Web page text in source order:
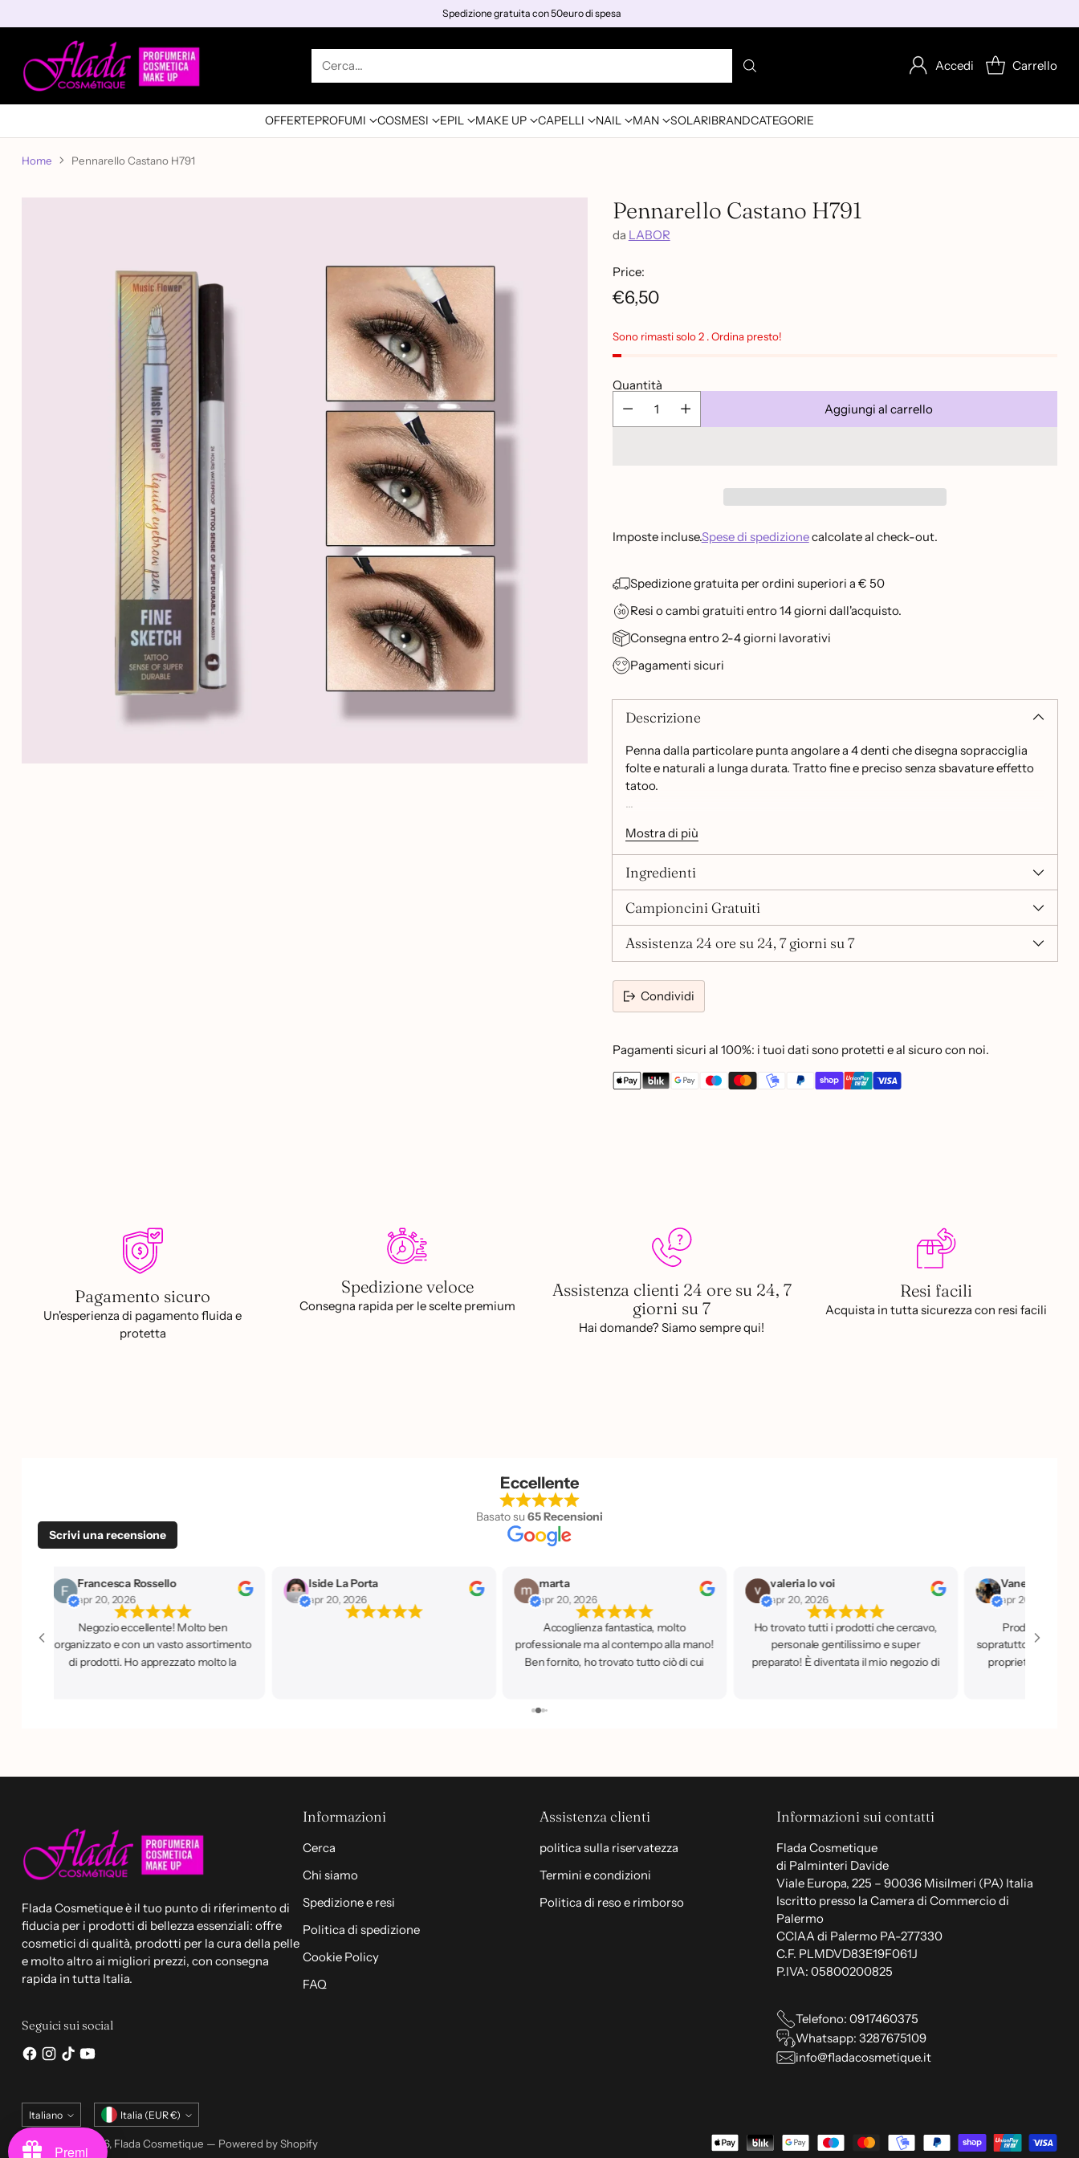
Spedizione gratuita con 50euro di spesa
Cerca… Accedi Carrello
OFFERTEPROFUMI COSMESI EPIL MAKE UP CAPELLI NAIL MAN SOLARIBRANDCATEGORIE
Home Pennarello Castano H791
Pennarello Castano H791
da LABOR
Price:
Prezzo
di
listino
€6,50
Sono rimasti solo 2 . Ordina presto!
Quantità
Aggiungi al carrello
Imposte incluse.Spese di spedizionecalcolate al check-out.
Spedizione gratuita per ordini superiori a € 50
Resi o cambi gratuiti entro 14 giorni dall'acquisto.
Consegna entro 2-4 giorni lavorativi
Pagamenti sicuri
Descrizione
Penna dalla particolare punta angolare a 4 denti che disegna sopracciglia
folte e naturali a lunga durata. Tratto fine e preciso senza sbavature effetto
tatoo.
Resistente all'acqua
Facile da usare.
Mostra di più
Ingredienti
Campioncini Gratuiti
Assistenza 24 ore su 24, 7 giorni su 7
Condividi
Pagamenti sicuri al 100%: i tuoi dati sono protetti e al sicuro con noi.
Pagamento sicuro
Un'esperienza di pagamento fluida e
protetta
Spedizione veloce
Consegna rapida per le scelte premium
Assistenza clienti 24 ore su 24, 7
giorni su 7
Hai domande? Siamo sempre qui!
Resi facili
Acquista in tutta sicurezza con resi facili
Eccellente
Basato su 65 Recensioni
Scrivi una recensione
Francesca Rossello
apr 20, 2026
Negozio eccellente! Molto ben
organizzato e con un vasto assortimento
di prodotti. Ho apprezzato molto la
Iside La Porta
apr 20, 2026
marta
apr 20, 2026
Accoglienza fantastica, molto
professionale ma al contempo alla mano!
Ben fornito, ho trovato tutto ciò di cui
valeria lo voi
apr 20, 2026
Ho trovato tutti i prodotti che cercavo,
personale gentilissimo e super
preparato! È diventata il mio negozio di
apr 20, 2026
Prodotti a
sopratutto di qualità,
proprietaria che è
Flada Cosmetique è il tuo punto di riferimento di
fiducia per i prodotti di bellezza essenziali: offre
cosmetici di qualità, prodotti per la cura della pelle
e molto altro ai migliori prezzi, con consegna
rapida in tutta Italia.
Seguici sui social
Informazioni
Cerca
Chi siamo
Spedizione e resi
Politica di spedizione
Cookie Policy
FAQ
Assistenza clienti
politica sulla riservatezza
Termini e condizioni
Politica di reso e rimborso
Informazioni sui contatti
Flada Cosmetique
di Palminteri Davide
Viale Europa, 225 – 90036 Misilmeri (PA) Italia
Iscritto presso la Camera di Commercio di
Palermo
CCIAA di Palermo PA-277330
C.F. PLMDVD83E19F061J
P.IVA: 05800200825
Telefono: 0917460375
Whatsapp: 3287675109
info@fladacosmetique.it
Lingua
Italiano Valuta Italia (EUR €)
Copyright © 2026, Flada Cosmetique — Powered by Shopify
Premi